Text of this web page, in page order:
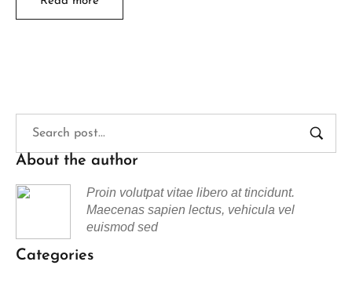
About the author
Proin volutpat vitae libero at tincidunt.
Maecenas sapien lectus, vehicula vel
euismod sed
Categories